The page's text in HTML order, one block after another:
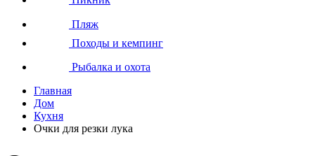
Пляж
Походы и кемпинг
Рыбалка и охота
Главная
Дом
Кухня
Очки для резки лука